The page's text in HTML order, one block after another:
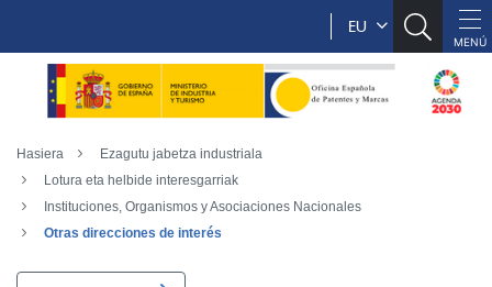
EU
Hasiera
Ezagutu jabetza industriala
Lotura eta helbide interesgarriak
Instituciones, Organismos y Asociaciones Nacionales
Otras direcciones de interés